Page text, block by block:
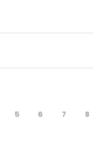
5 6 7 8